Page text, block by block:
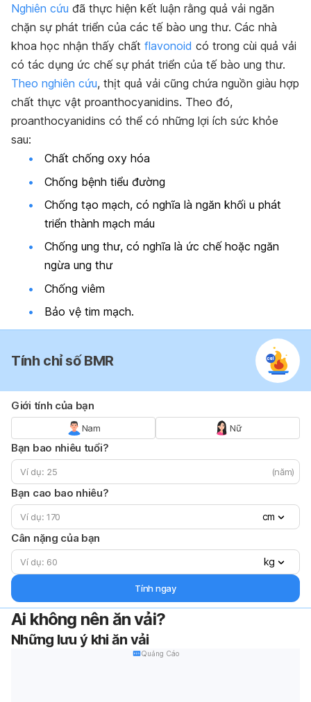
Nghiên cứu đã thực hiện kết luận rằng quả vải ngăn
chặn sự phát triển của các tế bào ung thư. Các nhà
khoa học nhận thấy chất flavonoid có trong cùi quả vải
có tác dụng ức chế sự phát triển của tế bào ung thư.
Theo nghiên cứu, thịt quả vải cũng chứa nguồn giàu hợp
chất thực vật proanthocyanidins. Theo đó,
proanthocyanidins có thể có những lợi ích sức khỏe
sau:
Chất chống oxy hóa
Chống bệnh tiểu đường
Chống tạo mạch, có nghĩa là ngăn khối u phát
triển thành mạch máu
Chống ung thư, có nghĩa là ức chế hoặc ngăn
ngừa ung thư
Chống viêm
Bảo vệ tim mạch.
Tính chỉ số BMR
Giới tính của bạn
Nam Nữ
Bạn bao nhiêu tuổi?
(năm)
Bạn cao bao nhiêu?
cm
Cân nặng của bạn
kg
Tính ngay
Ai không nên ăn vải?
Những lưu ý khi ăn vải
Quảng Cáo